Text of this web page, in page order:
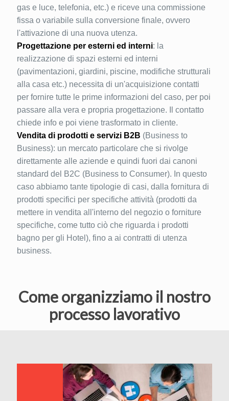
gas e luce, telefonia, etc.) e riceve una commissione
fissa o variabile sulla conversione finale, ovvero
l'attivazione di una nuova utenza.
Progettazione per esterni ed interni: la
realizzazione di spazi esterni ed interni
(pavimentazioni, giardini, piscine, modifiche strutturali
alla casa etc.) necessita di un'acquisizione contatti
per fornire tutte le prime informazioni del caso, per poi
passare alla vera e propria progettazione. Il contatto
chiede info e poi viene trasformato in cliente.
Vendita di prodotti e servizi B2B (Business to
Business): un mercato particolare che si rivolge
direttamente alle aziende e quindi fuori dai canoni
standard del B2C (Business to Consumer). In questo
caso abbiamo tante tipologie di casi, dalla fornitura di
prodotti specifici per specifiche attività (prodotti da
mettere in vendita all'interno del negozio o forniture
specifiche, come tutto ciò che riguarda i prodotti
bagno per gli Hotel), fino a ai contratti di utenza
business.
Come organizziamo il nostro
processo lavorativo